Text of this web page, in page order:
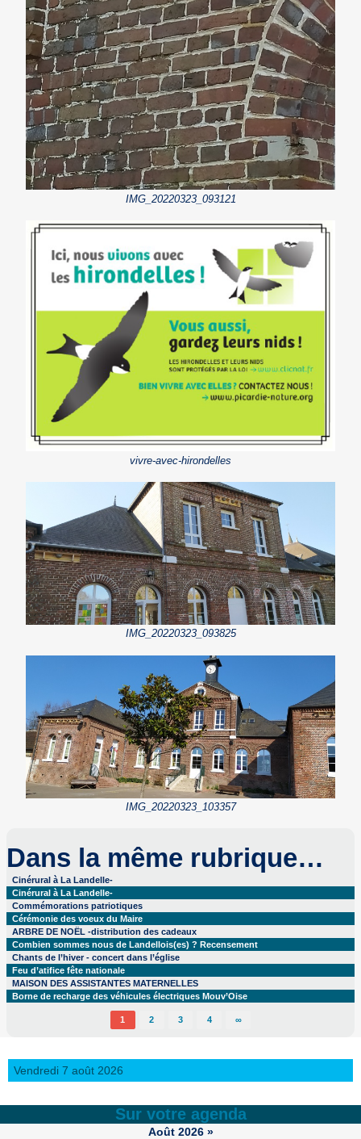
IMG_20220323_093121
vivre-avec-hirondelles
IMG_20220323_093825
IMG_20220323_103357
Dans la même rubrique…
Cinérural à La Landelle-
Cinérural à La Landelle-
Commémorations patriotiques
Cérémonie des voeux du Maire
ARBRE DE NOËL -distribution des cadeaux
Combien sommes nous de Landellois(es) ? Recensement
Chants de l’hiver - concert dans l’église
Feu d’atifice fête nationale
MAISON DES ASSISTANTES MATERNELLES
Borne de recharge des véhicules électriques Mouv’Oise
1 2 3 4 ∞
Vendredi 7 août 2026
Sur votre agenda
Août 2026 »